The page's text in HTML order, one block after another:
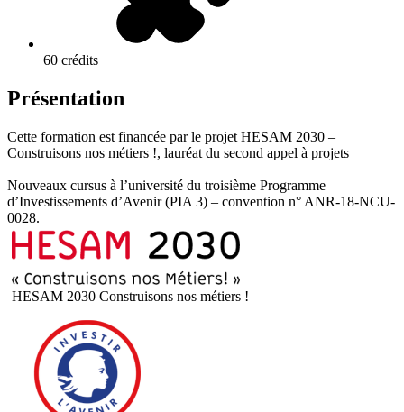
60 crédits
Présentation
Cette formation est financée par le projet HESAM 2030 –
Construisons nos métiers !, lauréat du second appel à projets
Nouveaux cursus à l’université du troisième Programme
d’Investissements d’Avenir (PIA 3) – convention n° ANR-18-NCU-
0028.
HESAM 2030 Construisons nos métiers !